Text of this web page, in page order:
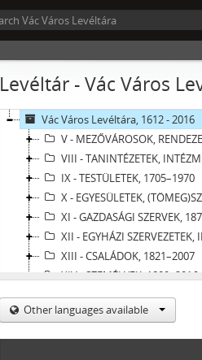
Levéltár - Vác Város
Vác Város Levéltára, 1612 - 2016
V - MEZŐVÁROSOK,
VIII - TANINTÉZETEK,
IX - TESTÜLETEK, 1705–1970
X - EGYESÜLETEK,
XI - GAZDASÁGI SZERVEK,
XII - EGYHÁZI
XIII - CSALÁDOK, 1821–2007
XIV - SZEMÉLYEK, 1800–2016
XV - GYŰJTEMÉNYEK,
XVI - A NÉPKÖZTÁRSASÁG
Other languages available